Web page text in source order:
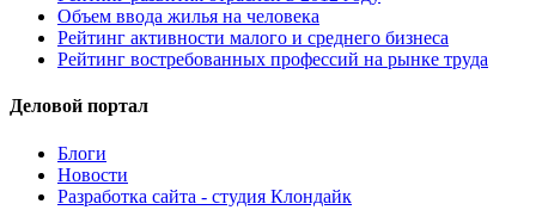
Объем ввода жилья на человека
Рейтинг активности малого и среднего бизнеса
Рейтинг востребованных профессий на рынке труда
Деловой портал
Блоги
Новости
Разработка сайта - студия Клондайк